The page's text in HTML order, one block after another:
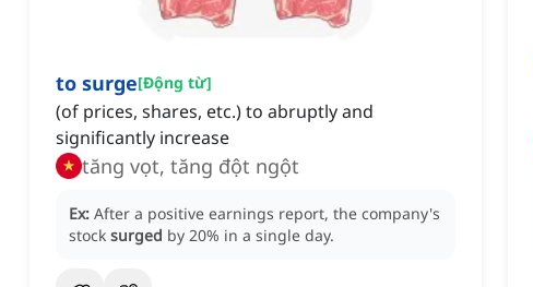
to surge[Động từ]
(of prices, shares, etc.) to abruptly and
significantly increase
tăng vọt, tăng đột ngột
Ex: After a positive earnings report, the company's
stock surged by 20% in a single day.